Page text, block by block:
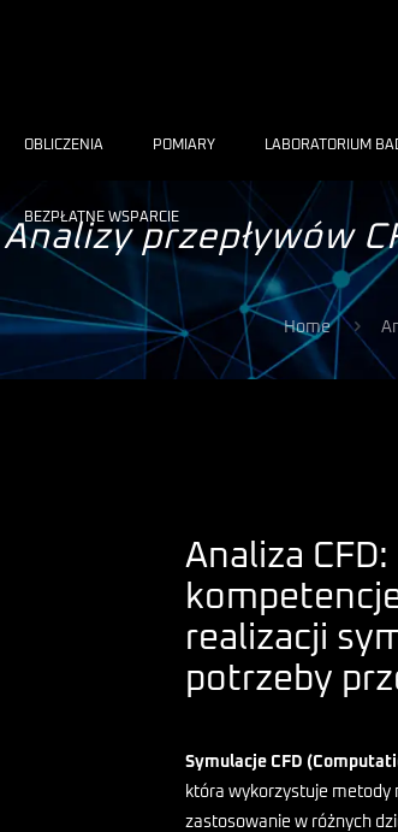
OBLICZENIA POMIARY LABORATORIUM
BEZPŁATNE WSPARCIE
Analizy przepływów
Home
Analiza
realizacji
potrzeby
Symulacje CFD
która wykorzystuje metody
zastosowanie w różnych